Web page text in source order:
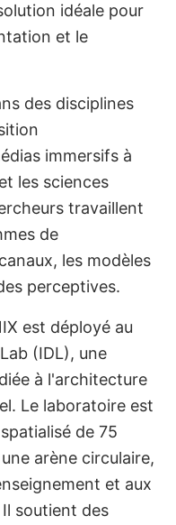
idéale pour
et le
des disciplines
immersifs à
les sciences
travaillent
de
les modèles
perceptives.
est déployé au
(IDL), une
à l'architecture
Le laboratoire est
de 75
arène circulaire,
et aux
soutient des